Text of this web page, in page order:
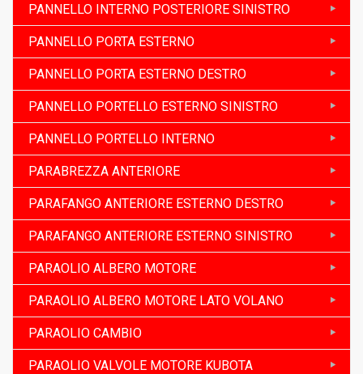
PANNELLO INTERNO POSTERIORE SINISTRO
PANNELLO PORTA ESTERNO
PANNELLO PORTA ESTERNO DESTRO
PANNELLO PORTELLO ESTERNO SINISTRO
PANNELLO PORTELLO INTERNO
PARABREZZA ANTERIORE
PARAFANGO ANTERIORE ESTERNO DESTRO
PARAFANGO ANTERIORE ESTERNO SINISTRO
PARAOLIO ALBERO MOTORE
PARAOLIO ALBERO MOTORE LATO VOLANO
PARAOLIO CAMBIO
PARAOLIO VALVOLE MOTORE KUBOTA